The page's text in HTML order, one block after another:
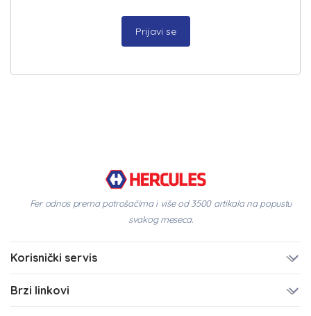
Prijavi se
Fer odnos prema potrošačima i više od 3500 artikala na popustu
svakog meseca.
Korisnički servis
Brzi linkovi